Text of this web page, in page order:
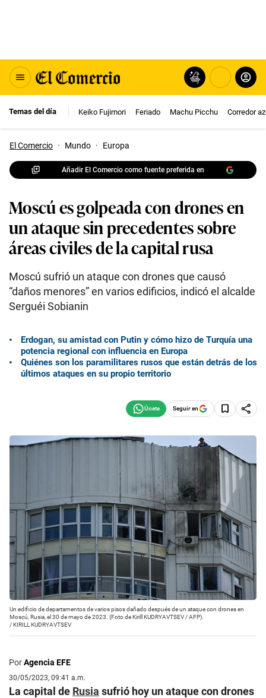
Temas del día Keiko Fujimori Feriado Machu Picchu Corredor
El Comercio · Mundo · Europa
Añadir El Comercio como fuente preferida en
Moscú es golpeada con drones en
un ataque sin precedentes sobre
áreas civiles de la capital rusa
Moscú sufrió un ataque con drones que causó
“daños menores” en varios edificios, indicó el alcalde
Serguéi Sobianin
Erdogan, su amistad con Putin y cómo hizo de Turquía una
potencia regional con influencia en Europa
Quiénes son los paramilitares rusos que están detrás de los
últimos ataques en su propio territorio
Seguir en
Un edificio de departamentos de varios pisos dañado después de un ataque con drones en
Moscú, Rusia, el 30 de mayo de 2023. (Foto de Kirill KUDRYAVTSEV / AFP).
/KIRILL KUDRYAVTSEV
PorAgencia EFE
30/05/2023, 09:41 a.m.
La capital de Rusia sufrió hoy un ataque con drones